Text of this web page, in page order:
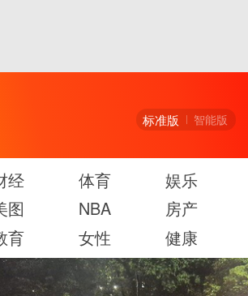
标准版 智能版
经 体育 娱乐
图
NBA 房产
育
女性 健康